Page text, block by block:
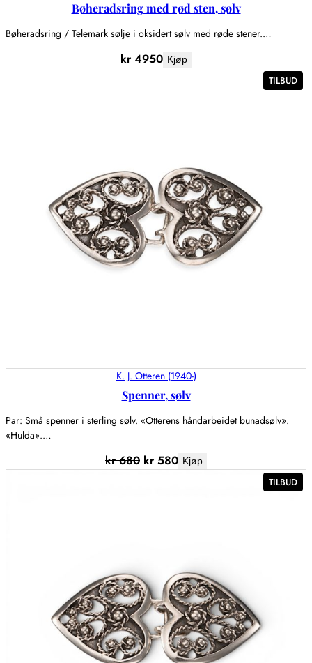
Bøheradsring med rød sten, sølv
Bøheradsring / Telemark sølje i oksidert sølv med røde stener.…
kr 4950 Kjøp
TILBUD
PÅ
K. J. Otteren (1940-)
Spenner, sølv
Par: Små spenner i sterling sølv. «Otterens håndarbeidet bunadsølv».
«Hulda».…
kr680 kr 580 Kjøp
TILBUD
PÅ